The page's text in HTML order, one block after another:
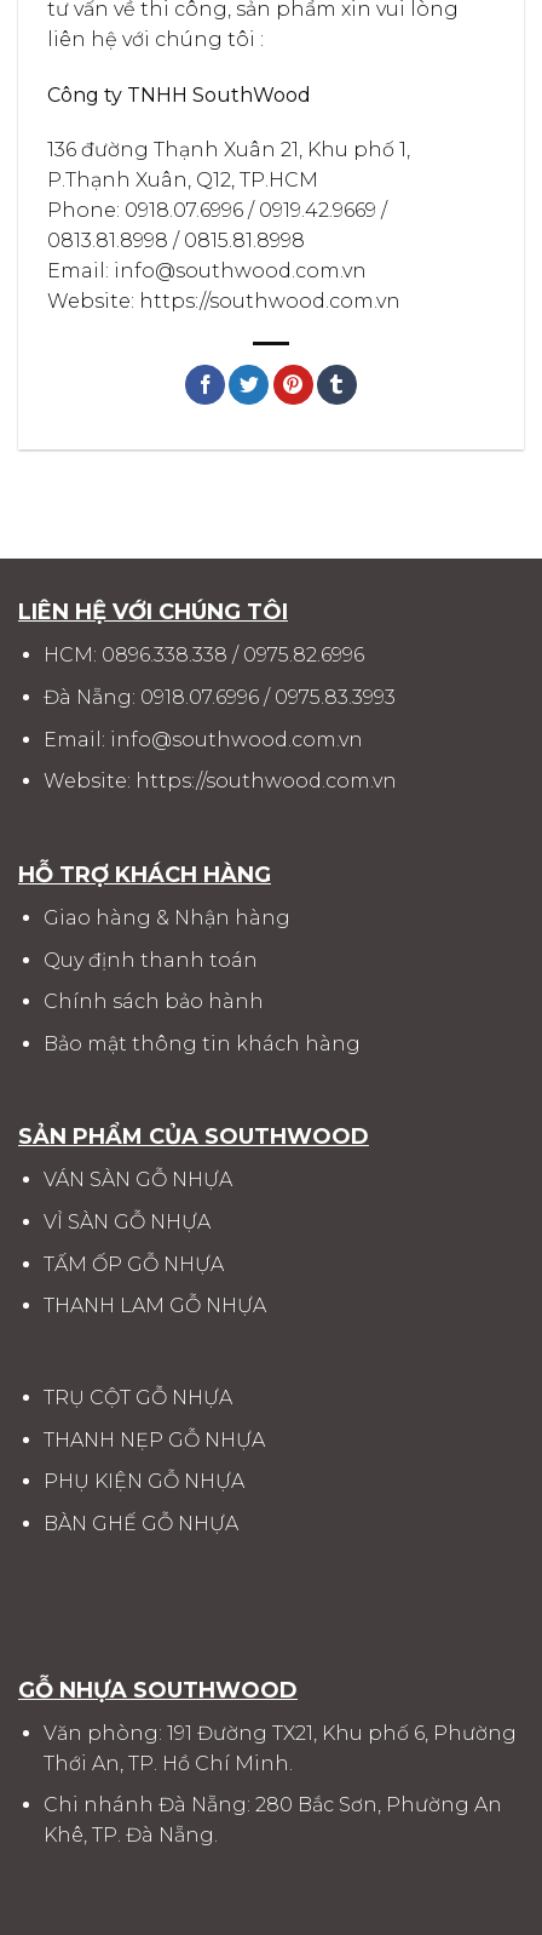
tư vấn về thi công, sản phẩm xin vui lòng
liên hệ với chúng tôi :
Công ty TNHH SouthWood
136 đường Thạnh Xuân 21, Khu phố 1,
P.Thạnh Xuân, Q12, TP.HCM
Phone: 0918.07.6996 / 0919.42.9669 /
0813.81.8998 / 0815.81.8998
Email: info@southwood.com.vn
Website: https://southwood.com.vn
LIÊN HỆ VỚI CHÚNG TÔI
HCM: 0896.338.338 / 0975.82.6996
Đà Nẵng: 0918.07.6996/ 0975.83.3993
Email: info@southwood.com.vn
Website: https://southwood.com.vn
HỖ TRỢ KHÁCH HÀNG
Giao hàng & Nhận hàng
Quy định thanh toán
Chính sách bảo hành
Bảo mật thông tin khách hàng
SẢN PHẨM CỦA SOUTHWOOD
VÁN SÀN GỖ NHỰA
VỈ SÀN GỖ NHỰA
TẤM ỐP GỖ NHỰA
THANH LAM GỖ NHỰA
TRỤ CỘT GỖ NHỰA
THANH NẸP GỖ NHỰA
PHỤ KIỆN GỖ NHỰA
BÀN GHẾ GỖ NHỰA
GỖ NHỰA SOUTHWOOD
Văn phòng: 191 Đường TX21, Khu phố 6, Phường
Thới An, TP. Hồ Chí Minh.
Chi nhánh Đà Nẵng: 280 Bắc Sơn, Phường An
Khê, TP. Đà Nẵng.